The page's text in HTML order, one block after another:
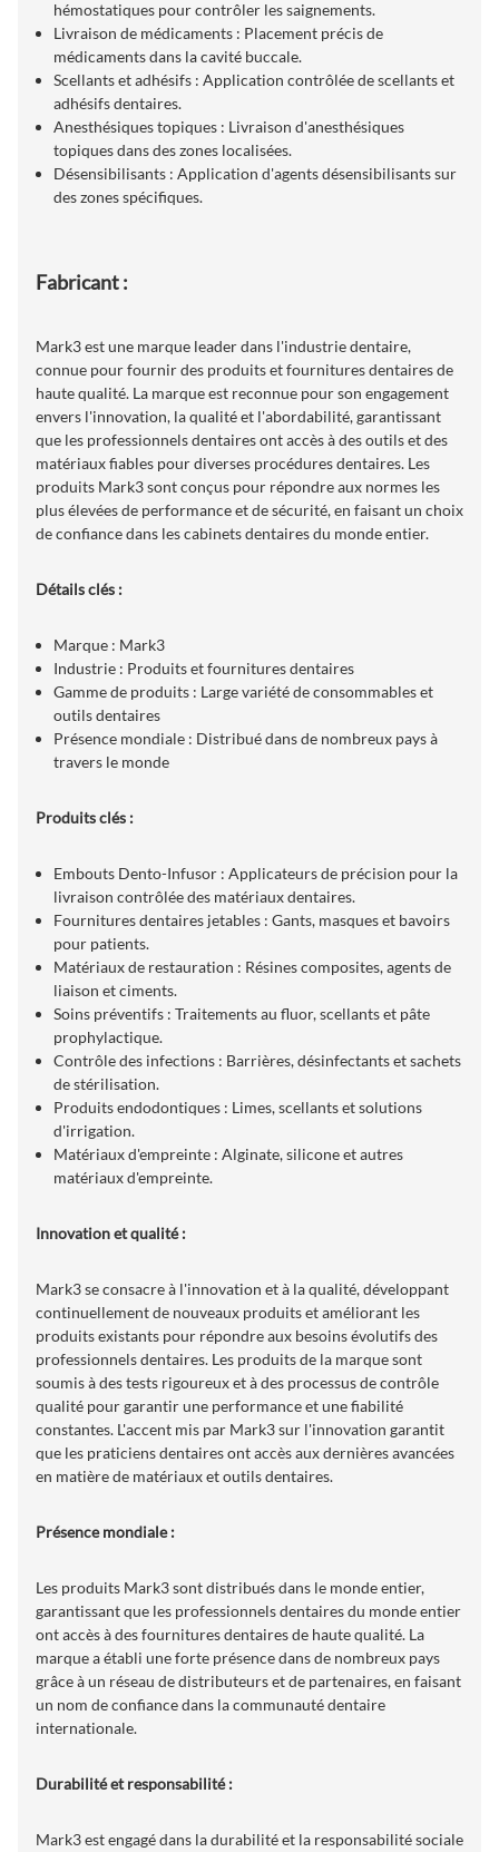
hémostatiques pour contrôler les saignements.
Livraison de médicaments : Placement précis de
médicaments dans la cavité buccale.
Scellants et adhésifs : Application contrôlée de scellants et
adhésifs dentaires.
Anesthésiques topiques : Livraison d'anesthésiques
topiques dans des zones localisées.
Désensibilisants : Application d'agents désensibilisants sur
des zones spécifiques.
Fabricant :
Mark3 est une marque leader dans l'industrie dentaire,
connue pour fournir des produits et fournitures dentaires de
haute qualité. La marque est reconnue pour son engagement
envers l'innovation, la qualité et l'abordabilité, garantissant
que les professionnels dentaires ont accès à des outils et des
matériaux fiables pour diverses procédures dentaires. Les
produits Mark3 sont conçus pour répondre aux normes les
plus élevées de performance et de sécurité, en faisant un choix
de confiance dans les cabinets dentaires du monde entier.
Détails clés :
Marque : Mark3
Industrie : Produits et fournitures dentaires
Gamme de produits : Large variété de consommables et
outils dentaires
Présence mondiale : Distribué dans de nombreux pays à
travers le monde
Produits clés :
Embouts Dento-Infusor : Applicateurs de précision pour la
livraison contrôlée des matériaux dentaires.
Fournitures dentaires jetables : Gants, masques et bavoirs
pour patients.
Matériaux de restauration : Résines composites, agents de
liaison et ciments.
Soins préventifs : Traitements au fluor, scellants et pâte
prophylactique.
Contrôle des infections : Barrières, désinfectants et sachets
de stérilisation.
Produits endodontiques : Limes, scellants et solutions
d'irrigation.
Matériaux d'empreinte : Alginate, silicone et autres
matériaux d'empreinte.
Innovation et qualité :
Mark3 se consacre à l'innovation et à la qualité, développant
continuellement de nouveaux produits et améliorant les
produits existants pour répondre aux besoins évolutifs des
professionnels dentaires. Les produits de la marque sont
soumis à des tests rigoureux et à des processus de contrôle
qualité pour garantir une performance et une fiabilité
constantes. L'accent mis par Mark3 sur l'innovation garantit
que les praticiens dentaires ont accès aux dernières avancées
en matière de matériaux et outils dentaires.
Présence mondiale :
Les produits Mark3 sont distribués dans le monde entier,
garantissant que les professionnels dentaires du monde entier
ont accès à des fournitures dentaires de haute qualité. La
marque a établi une forte présence dans de nombreux pays
grâce à un réseau de distributeurs et de partenaires, en faisant
un nom de confiance dans la communauté dentaire
internationale.
Durabilité et responsabilité :
Mark3 est engagé dans la durabilité et la responsabilité sociale